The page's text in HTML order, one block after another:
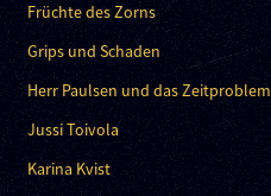
Früchte des Zorns
Grips und Schaden
Herr Paulsen und das Zeitproblem
Jussi Toivola
Karina Kvist